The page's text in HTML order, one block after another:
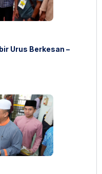
Urus Berkesan –